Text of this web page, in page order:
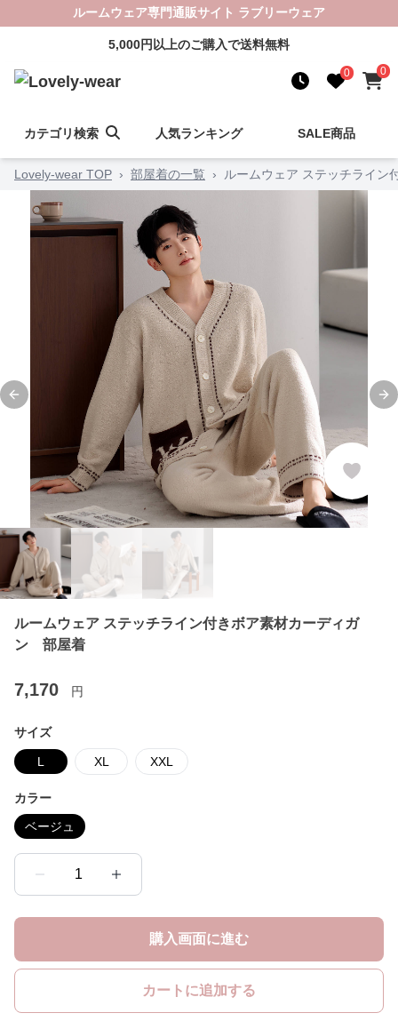
ルームウェア専門通販サイト ラブリーウェア
5,000円以上のご購入で送料無料
0 0
カテゴリ検索 人気ランキング SALE商品
Lovely-wear TOP › 部屋着の一覧 › ルームウェア ステッチライ
Previous slide
ルームウェア ステッチライン付きボア素材カーディガ
ン 部屋着
7,170 円
サイズ
L XL XXL
カラー
ベージュ
1
購入画面に進む
カートに追加する